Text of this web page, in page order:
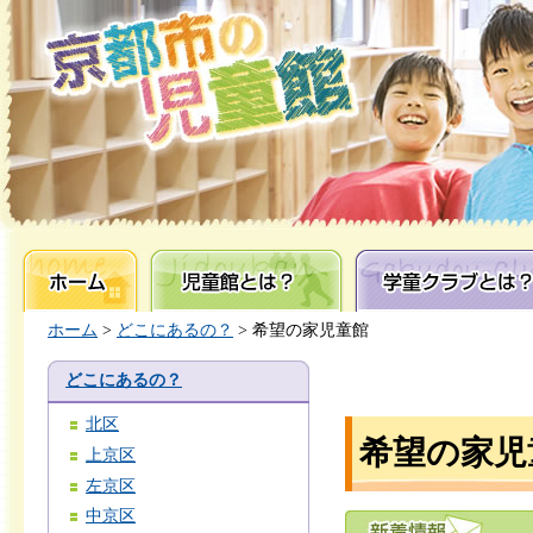
ホーム 児童館とは？ 学童クラブとは？
ホーム > どこにあるの？ > 希望の家児童館
どこにあるの？
北区
上京区
左京区
中京区
希望の家